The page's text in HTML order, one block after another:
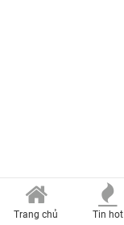
Trang chủ Tin hot